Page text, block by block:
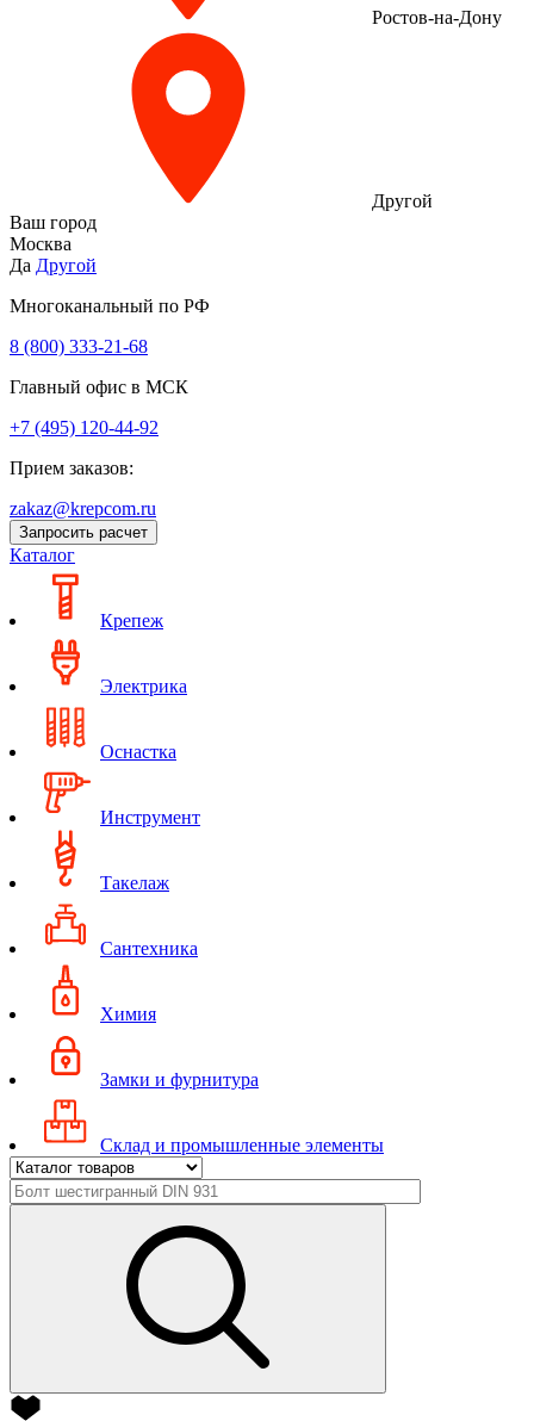
Ростов-на-Дону
Другой
Ваш город
Москва
Да Другой
Многоканальный по РФ
8 (800) 333‑21-68
Главный офис в МСК
+7 (495) 120-44-92
Прием заказов:
zakaz@krepcom.ru
Запросить расчет
Каталог
Крепеж
Электрика
Оснастка
Инструмент
Такелаж
Сантехника
Химия
Замки и фурнитура
Склад и промышленные элементы